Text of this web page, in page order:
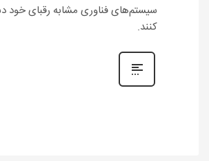
سیستم‌های فناوری مشابه رقبای خود
کنند.